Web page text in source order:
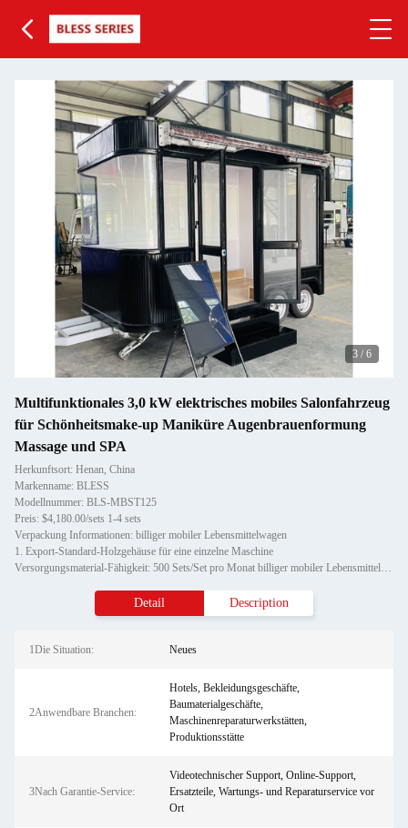
3 / 6
Multifunktionales 3,0 kW elektrisches mobiles Salonfahrzeug
für Schönheitsmake-up Maniküre Augenbrauenformung
Massage und SPA
Herkunftsort: Henan, China
Markenname: BLESS
Modellnummer: BLS-MBST125
Preis: $4,180.00/sets 1-4 sets
Verpackung Informationen: billiger mobiler Lebensmittelwagen
1. Export-Standard-Holzgehäuse für eine einzelne Maschine
Versorgungsmaterial-Fähigkeit: 500 Sets/Set pro Monat billiger mobiler Lebensmittelwagen
Detail Description
1Die Situation: Neues
2Anwendbare Branchen:
Hotels, Bekleidungsgeschäfte,
Baumaterialgeschäfte,
Maschinenreparaturwerkstätten,
Produktionsstätte
3Nach Garantie-Service:
Videotechnischer Support, Online-Support,
Ersatzteile, Wartungs- und Reparaturservice vor
Ort